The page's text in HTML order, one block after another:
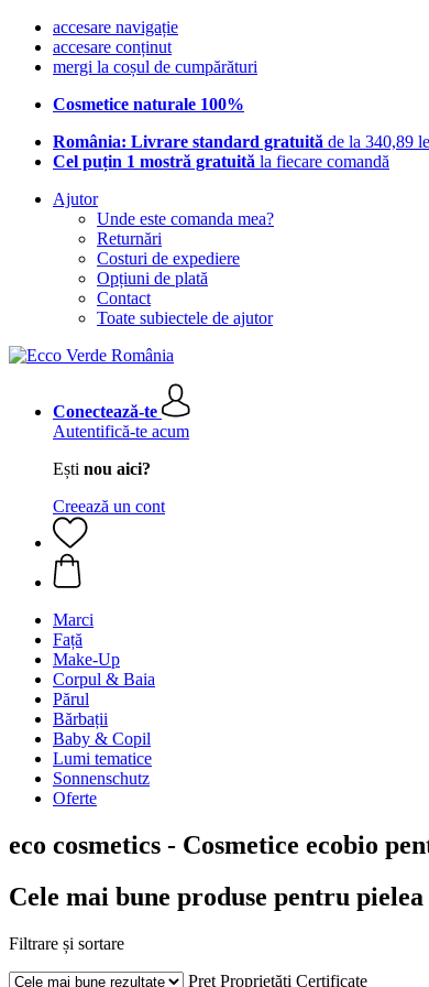
accesare navigație
accesare conținut
mergi la coșul de cumpărături
Cosmetice naturale 100%
România: Livrare standard gratuită de la 340,89
Cel puțin 1 mostră gratuită la fiecare comandă
Ajutor
Unde este comanda mea?
Returnări
Costuri de expediere
Opțiuni de plată
Contact
Toate subiectele de ajutor
Conectează-te
Autentifică-te acum
Ești nou aici?
Creează un cont
Marci
Față
Make-Up
Corpul & Baia
Părul
Bărbații
Baby & Copil
Lumi tematice
Sonnenschutz
Oferte
eco cosmetics - Cosmetice ecobio
Cele mai bune produse pentru
Filtrare și sortare
Preț Proprietăți Certificate